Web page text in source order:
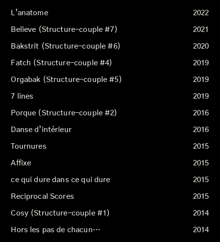
2022
L’anatome
2021
Believe (Structure-couple #7)
2020
Bakstrit (Structure-couple #6)
2019
Fatch (Structure-couple #4)
2019
Orgabak (Structure-couple #5)
2019
7 lines
2016
Porque (Structure-couple #2)
2016
Danse d’intérieur
2015
Tournures
2015
Affixe
2015
ce qui dure dans ce qui dure
2015
Reciprocal Scores
2014
Cosy (Structure-couple #1)
2014
Hors les pas de chacun…